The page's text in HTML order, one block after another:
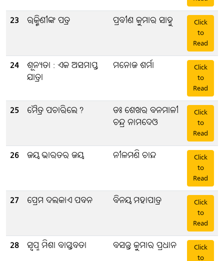
23 ଋକ୍ମିଣୀଙ୍କ ପତ୍ର ପ୍ରବୀଣ କୁମାର ସାହୁ
Click
to
Read
24
ଶୂନ୍ୟତା : ଏକ ଅସମାପ୍ତ
ଯାତ୍ରା
ମନୋଜ ଶର୍ମା
Click
to
Read
25 ମୈତ୍ର ପଚାରିଲେ?
ଡଃ ଶେଖର ବନମାଳୀ
ଚନ୍ଦ୍ର ନାମଦେଓ
Click
to
Read
26 ଜୟ ଭାରତର ଜୟ ନୀଳମଣି ଚାନ୍ଦ
Click
to
Read
27 ପ୍ରେମ ଦଲକାଏ ପବନ ବିନୟ ମହାପାତ୍ର
Click
to
Read
28 ସ୍ବପ୍ନ ମିଶା ବାସ୍ତବତା ବସନ୍ତ କୁମାର ପ୍ରଧାନ
Click
to